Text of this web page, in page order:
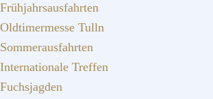
Frühjahrsausfahrten
Oldtimermesse Tulln
Sommerausfahrten
Internationale Treffen
Fuchsjagden